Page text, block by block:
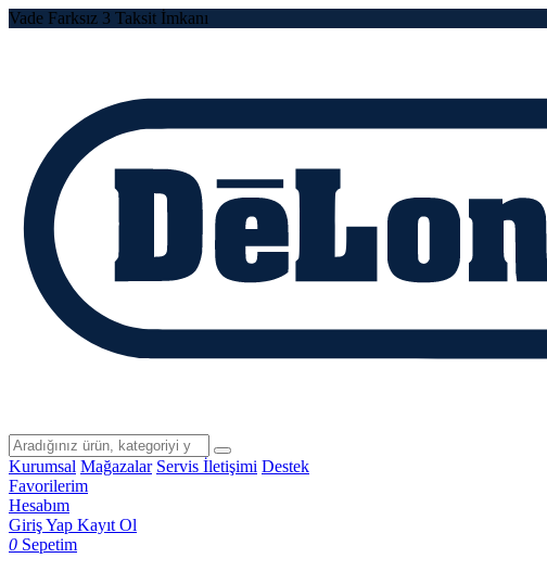
Vade Farksız 3 Taksit İmkanı
Kurumsal Mağazalar Servis İletişimi Destek
Favorilerim
Hesabım
Giriş Yap Kayıt Ol
0 Sepetim